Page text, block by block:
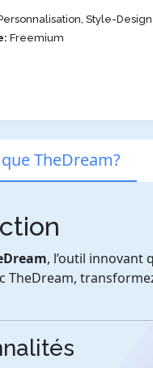
Style-Design
Freemium
TheDream?
, l’outil innovant
TheDream,